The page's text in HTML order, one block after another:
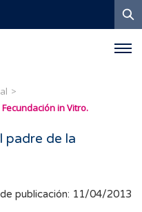
in Vitro.
padre de la
publicación: 11/04/2013